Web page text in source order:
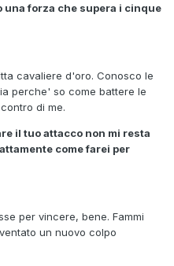
forza che supera i cinque
cavaliere d'oro. Conosco le
perche' so come battere le
di me.
il tuo attacco non mi resta
come farei per
per vincere, bene. Fammi
un nuovo colpo